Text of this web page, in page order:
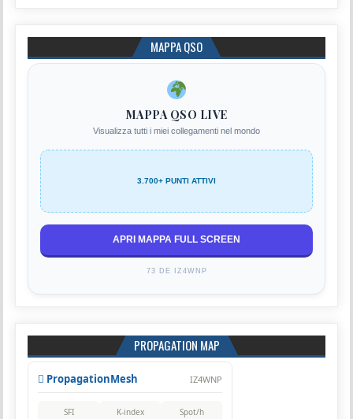
MAPPA QSO
MAPPA QSO LIVE
Visualizza tutti i miei collegamenti nel mondo
3.700+ PUNTI ATTIVI
APRI MAPPA FULL SCREEN
73 DE IZ4WNP
PROPAGATION MAP